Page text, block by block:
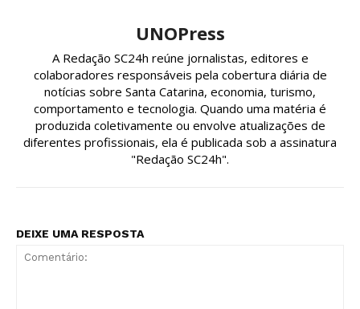
UNOPress
A Redação SC24h reúne jornalistas, editores e
colaboradores responsáveis pela cobertura diária de
notícias sobre Santa Catarina, economia, turismo,
comportamento e tecnologia. Quando uma matéria é
produzida coletivamente ou envolve atualizações de
diferentes profissionais, ela é publicada sob a assinatura
"Redação SC24h".
DEIXE UMA RESPOSTA